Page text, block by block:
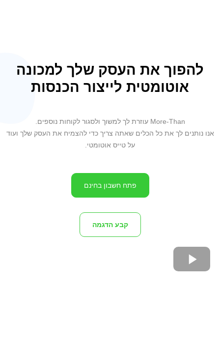
להפוך את העסק שלך למכונה
אוטומטית לייצור הכנסות
More-Than עוזרת לך למשוך ולסגור לקוחות נוספים.
אנו נותנים לך את כל הכלים שאתה צריך כדי להצמיח את העסק שלך ועוד
על טייס אוטומטי.
פתח חשבון בחינם
קבע הדגמה